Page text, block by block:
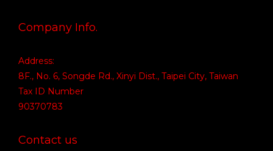
Company Info.
Address:
8F., No. 6, Songde Rd., Xinyi Dist., Taipei City, Taiwan
Tax ID Number
90370783
Contact us